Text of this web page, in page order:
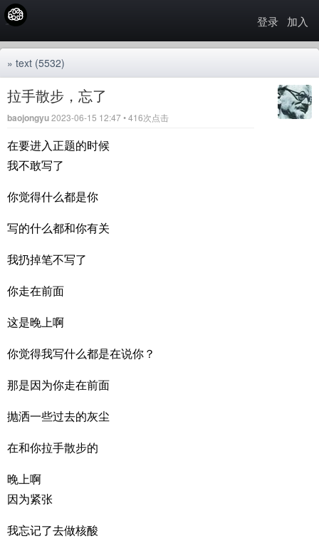
登录 加入
» text (5532)
拉手散步，忘了
baojongyu2023-06-15 12:47 • 416次点击
在要进入正题的时候
我不敢写了
你觉得什么都是你
写的什么都和你有关
我扔掉笔不写了
你走在前面
这是晚上啊
你觉得我写什么都是在说你？
那是因为你走在前面
抛洒一些过去的灰尘
在和你拉手散步的
晚上啊
因为紧张
我忘记了去做核酸